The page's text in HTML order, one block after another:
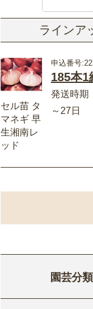
ラインア
セル苗 タ
マネギ 早
生湘南レ
ッド
申込番号
185本1
発送時期
～27日
園芸分類